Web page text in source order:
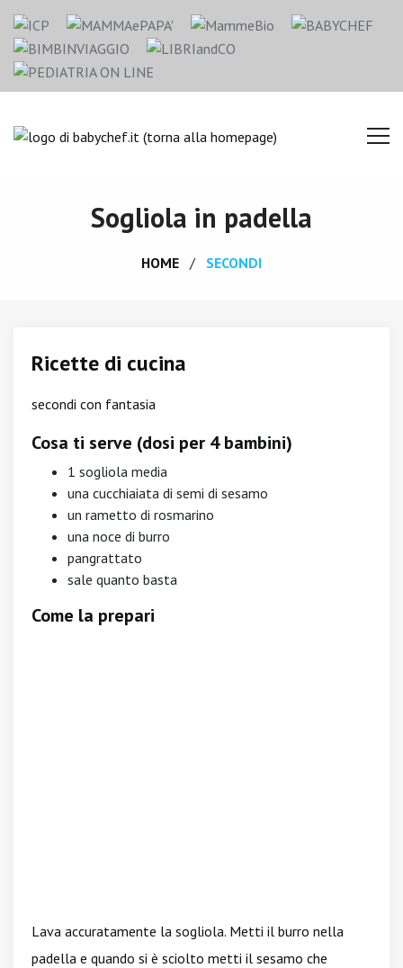
Sogliola in padella
HOME SECONDI
Ricette di cucina
secondi con fantasia
Cosa ti serve (dosi per 4 bambini)
1 sogliola media
una cucchiaiata di semi di sesamo
un rametto di rosmarino
una noce di burro
pangrattato
sale quanto basta
Come la prepari
Lava accuratamente la sogliola. Metti il burro nella
padella e quando si è sciolto metti il sesamo che